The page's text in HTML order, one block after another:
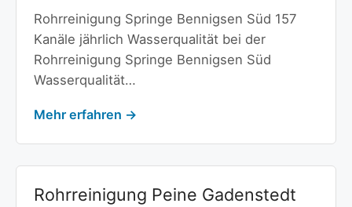
Rohrreinigung Springe Bennigsen Süd 157
Kanäle jährlich Wasserqualität bei der
Rohrreinigung Springe Bennigsen Süd
Wasserqualität…
Mehr erfahren →
Rohrreinigung Peine Gadenstedt